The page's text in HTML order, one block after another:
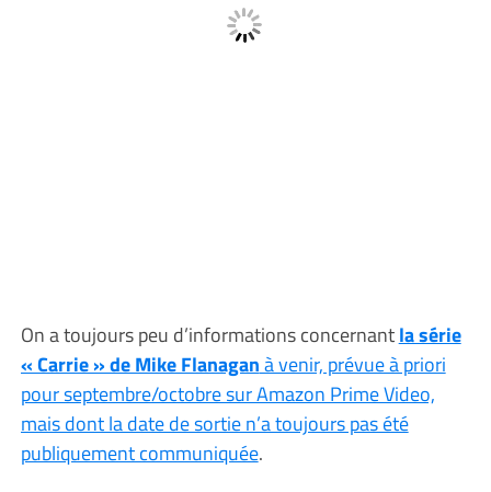
On a toujours peu d’informations concernantla série
« Carrie » de Mike Flanaganà venir, prévue à priori
pour septembre/octobre sur Amazon Prime Video,
mais dont la date de sortie n’a toujours pas été
publiquement communiquée.